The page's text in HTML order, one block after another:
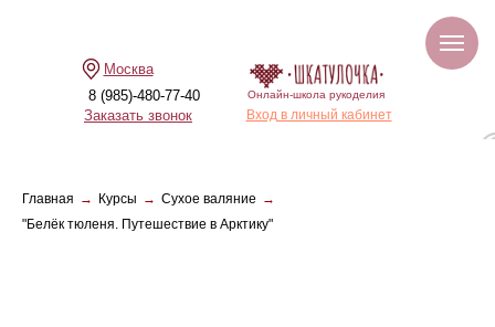
8 (985)-480-77-40
Вход в личный кабинет
Москва
Онлайн-школа рукоделия
Заказать звонок
Главная → Курсы → Сухое валяние →
"Белёк тюленя. Путешествие в Арктику"